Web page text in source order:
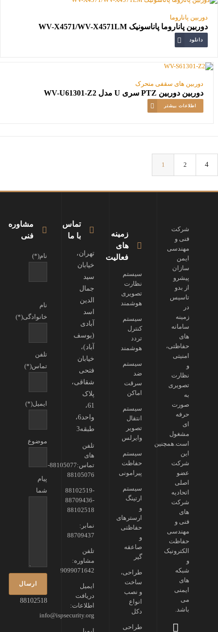
دوربین پاناروما
دوربین پاناروما پاناسونیک WV-X4571/WV-X4571LM
دانلود
دوربین های سقفی متحرک
دوربین دوربین PTZ سری U مدل WV-U61301-Z2
اطلاعات بیشتر
1 2
مشاوره
فنی
نام(*)
نام
خانوادگی(*)
تلفن
تماس(*)
ایمیل(*)
موضوع
پیام
شما
88102518
تماس
با ما
تهران،
خیابان
سید
جمال
الدین
اسد
آبادی
(یوسف
آباد)،
خیابان
فتحی
شقاقی،
پلاک
61،
واحد6،
طبقه3
تلفن
های
تماس:88105077-
88105076
88102519-
88709436-
88102518
نمابر:
88709437
تلفن
مشاوره:
9099071642
ایمیل
دریافت
اطلاعات:
info@ispsecurity.org
زمینه
های
فعالیت
سیستم
نظارت
تصویری
هوشمند
سیستم
کنترل
تردد
هوشمند
سیستم
ضد
سرقت
اماکن
سیستم
انتقال
تصویر
وایرلس
سیستم
حفاظت
پیرامونی
سیستم
ارتینگ
و
ارسترهای
حفاظتی
و
صاعقه
گیر
طراحی،
ساخت
و نصب
انواع
دکل
طراحی
شرکت
فنی و
مهندسی
ایمن
سازان
پیشرو
از بدو
تاسیس
در
زمینه
سامانه
های
حفاظتی،
امنیتی
و
نظارت
تصویری
به
صورت
حرفه
ای
مشغول
است.همچنین
این
شرکت
عضو
اصلی
اتحادیه
شرکت
های
فنی و
مهندسی
حفاظت
الکترونیک
و
شبکه
های
ایمنی
می
باشد.